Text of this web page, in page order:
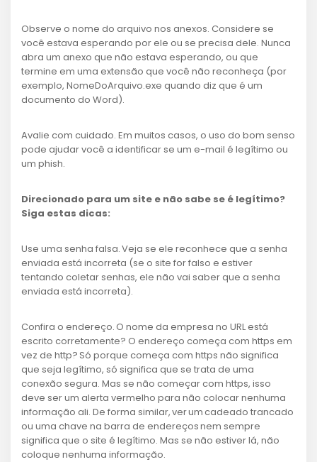
Observe o nome do arquivo nos anexos. Considere se
você estava esperando por ele ou se precisa dele. Nunca
abra um anexo que não estava esperando, ou que
termine em uma extensão que você não reconheça (por
exemplo, NomeDoArquivo.exe quando diz que é um
documento do Word).
Avalie com cuidado. Em muitos casos, o uso do bom senso
pode ajudar você a identificar se um e-mail é legítimo ou
um phish.
Direcionado para um site e não sabe se é legítimo?
Siga estas dicas:
Use uma senha falsa. Veja se ele reconhece que a senha
enviada está incorreta (se o site for falso e estiver
tentando coletar senhas, ele não vai saber que a senha
enviada está incorreta).
Confira o endereço. O nome da empresa no URL está
escrito corretamente? O endereço começa com https em
vez de http? Só porque começa com https não significa
que seja legítimo, só significa que se trata de uma
conexão segura. Mas se não começar com https, isso
deve ser um alerta vermelho para não colocar nenhuma
informação ali. De forma similar, ver um cadeado trancado
ou uma chave na barra de endereços nem sempre
significa que o site é legítimo. Mas se não estiver lá, não
coloque nenhuma informação.